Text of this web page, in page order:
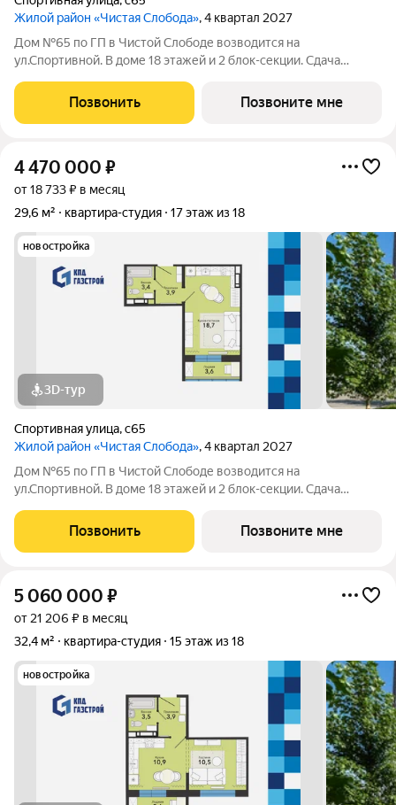
Жилой район «Чистая Слобода», 4 квартал 2027
Дом №65 по ГП в Чистой Слободе возводится на
ул.Спортивной. В доме 18 этажей и 2 блок-секции. Сдача
жителей в доме предусмотрены: видеонаблюдение в местах
общего пользования и во дворе,
Позвонить Позвоните мне
4 470 000 ₽
от 18 733 ₽ в месяц
29,6 м²
квартира-студия 17 этаж из 18
новостройка
3D-тур
Спортивная улица,с65
Жилой район «Чистая Слобода», 4 квартал 2027
Дом №65 по ГП в Чистой Слободе возводится на
ул.Спортивной. В доме 18 этажей и 2 блок-секции. Сдача
жителей в доме предусмотрены: видеонаблюдение в местах
общего пользования и во дворе,
Позвонить Позвоните мне
5 060 000 ₽
от 21 206 ₽ в месяц
32,4 м²
квартира-студия 15 этаж из 18
новостройка